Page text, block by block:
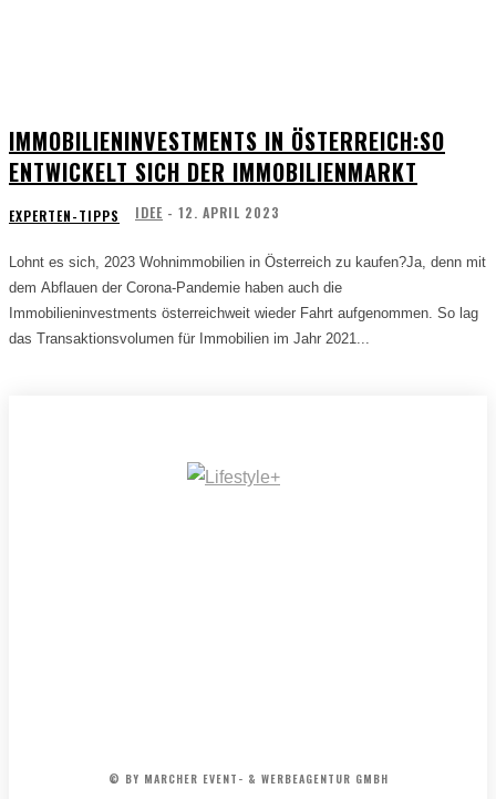
IMMOBILIENINVESTMENTS IN ÖSTERREICH:SO
ENTWICKELT SICH DER IMMOBILIENMARKT
EXPERTEN-TIPPS IDEE - 12. APRIL 2023
Lohnt es sich, 2023 Wohnimmobilien in Österreich zu kaufen?Ja, denn mit
dem Abflauen der Corona-Pandemie haben auch die
Immobilieninvestments österreichweit wieder Fahrt aufgenommen. So lag
das Transaktionsvolumen für Immobilien im Jahr 2021...
© BY MARCHER EVENT- & WERBEAGENTUR GMBH